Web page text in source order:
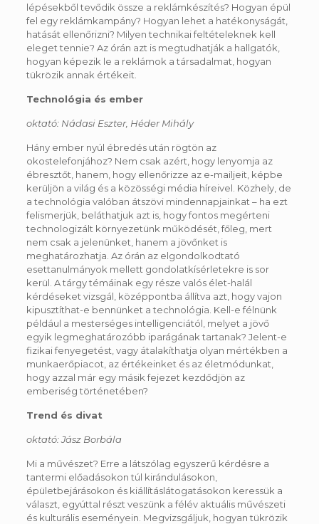
lépésekből tevődik össze a reklámkészítés? Hogyan épül
fel egy reklámkampány? Hogyan lehet a hatékonyságát,
hatását ellenőrizni? Milyen technikai feltételeknek kell
eleget tennie? Az órán azt is megtudhatják a hallgatók,
hogyan képezik le a reklámok a társadalmat, hogyan
tükrözik annak értékeit.
Technológia és ember
oktató: Nádasi Eszter, Héder Mihály
Hány ember nyúl ébredés után rögtön az
okostelefonjához? Nem csak azért, hogy lenyomja az
ébresztőt, hanem, hogy ellenőrizze az e-mailjeit, képbe
kerüljön a világ és a közösségi média híreivel. Közhely, de
a technológia valóban átszövi mindennapjainkat – ha ezt
felismerjük, beláthatjuk azt is, hogy fontos megérteni
technologizált környezetünk működését, főleg, mert
nem csak a jelenünket, hanem a jövőnket is
meghatározhatja. Az órán az elgondolkodtató
esettanulmányok mellett gondolatkísérletekre is sor
kerül. A tárgy témáinak egy része valós élet-halál
kérdéseket vizsgál, középpontba állítva azt, hogy vajon
kipusztíthat-e bennünket a technológia. Kell-e félnünk
például a mesterséges intelligenciától, melyet a jövő
egyik legmeghatározóbb iparágának tartanak? Jelent-e
fizikai fenyegetést, vagy átalakíthatja olyan mértékben a
munkaerőpiacot, az értékeinket és az életmódunkat,
hogy azzal már egy másik fejezet kezdődjön az
emberiség történetében?
Trend és divat
oktató: Jász Borbála
Mi a művészet? Erre a látszólag egyszerű kérdésre a
tantermi előadásokon túl kirándulásokon,
épületbejárásokon és kiállításlátogatásokon keressük a
választ, egyúttal részt veszünk a félév aktuális művészeti
és kulturális eseményein. Megvizsgáljuk, hogyan tükrözik